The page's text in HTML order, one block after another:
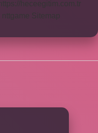
https://heceegitim.com.tr
nttgame Sitemap